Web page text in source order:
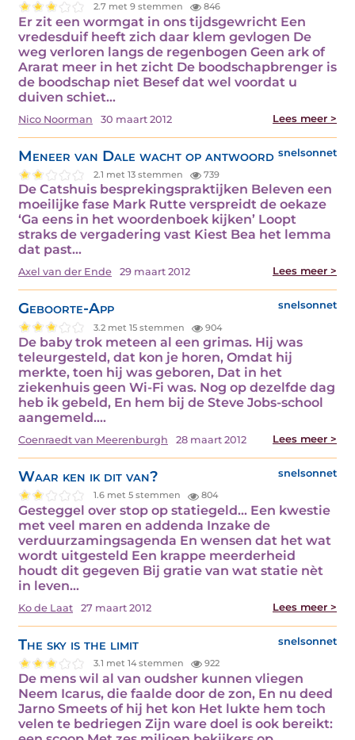
2.7 met 9 stemmen 846
Er zit een wormgat in ons tijdsgewricht Een
vredesduif heeft zich daar klem gevlogen De
weg verloren langs de regenbogen Geen ark of
Ararat meer in het zicht De boodschapbrenger is
de boodschap niet Besef dat wel voordat u
duiven schiet…
Nico Noorman 30 maart 2012 Lees meer >
Meneer van Dale wacht op antwoord snelsonnet
2.1 met 13 stemmen 739
De Catshuis besprekingspraktijken Beleven een
moeilijke fase Mark Rutte verspreidt de oekaze
‘Ga eens in het woordenboek kijken’ Loopt
straks de vergadering vast Kiest Bea het lemma
dat past…
Axel van der Ende 29 maart 2012 Lees meer >
Geboorte-App snelsonnet
3.2 met 15 stemmen 904
De baby trok meteen al een grimas. Hij was
teleurgesteld, dat kon je horen, Omdat hij
merkte, toen hij was geboren, Dat in het
ziekenhuis geen Wi-Fi was. Nog op dezelfde dag
heb ik gebeld, En hem bij de Steve Jobs-school
aangemeld.…
Coenraedt van Meerenburgh 28 maart 2012 Lees meer >
Waar ken ik dit van? snelsonnet
1.6 met 5 stemmen 804
Gesteggel over stop op statiegeld... Een kwestie
met veel maren en addenda Inzake de
verduurzamingsagenda En wensen dat het wat
wordt uitgesteld Een krappe meerderheid
houdt dit gegeven Bij gratie van wat statie nèt
in leven…
Ko de Laat 27 maart 2012 Lees meer >
The sky is the limit snelsonnet
3.1 met 14 stemmen 922
De mens wil al van oudsher kunnen vliegen
Neem Icarus, die faalde door de zon, En nu deed
Jarno Smeets of hij het kon Het lukte hem toch
velen te bedriegen Zijn ware doel is ook bereikt: